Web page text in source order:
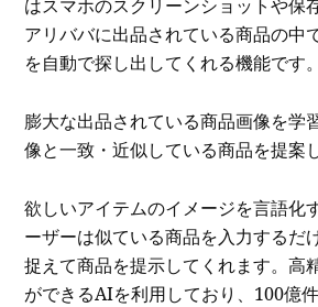
はスマホのスクリーンショットや保
アリババに出品されている商品の中
を自動で探し出してくれる機能です。
膨大な出品されている商品画像を学
像と一致・近似している商品を提案
欲しいアイテムのイメージを言語化
ーザーは似ている商品を入力するだ
捉えて商品を提示してくれます。高
ができるAIを利用しており、100億